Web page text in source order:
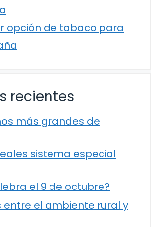
opción de tabaco para
recientes
más grandes de
sistema especial
el 9 de octubre?
entre el ambiente rural y